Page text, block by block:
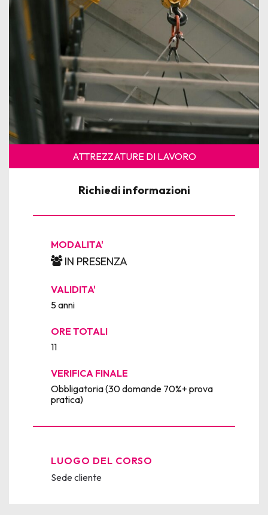
News
Per le Aziende
ATTREZZATURE DI LAVORO
Richiedi informazioni
MODALITA'
IN PRESENZA
VALIDITA'
5 anni
ORE TOTALI
11
VERIFICA FINALE
Obbligatoria (30 domande 70%+ prova
pratica)
LUOGO DEL CORSO
Sede cliente